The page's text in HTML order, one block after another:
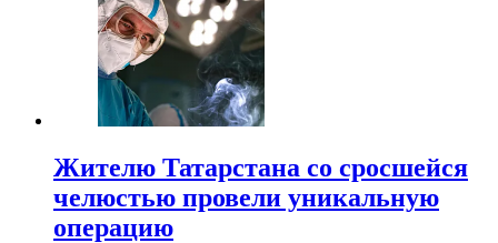
Жителю Татарстана со сросшейся
челюстью провели уникальную
операцию